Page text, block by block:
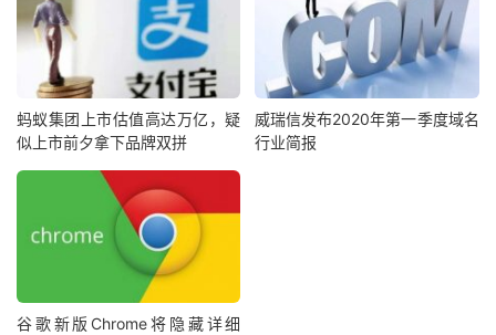
蚂蚁集团上市估值高达万亿，疑
似上市前夕拿下品牌双拼
威瑞信发布2020年第一季度域名
行业简报
谷歌新版Chrome将隐藏详细